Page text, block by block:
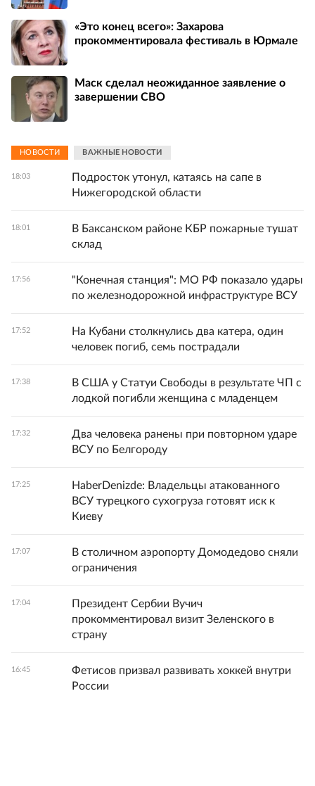
«Это конец всего»: Захарова
прокомментировала фестиваль в Юрмале
Маск сделал неожиданное заявление о
завершении СВО
НОВОСТИ ВАЖНЫЕ НОВОСТИ
18:03
Подросток утонул, катаясь на сапе в
Нижегородской области
18:01
В Баксанском районе КБР пожарные тушат
склад
17:56
"Конечная станция": МО РФ показало удары
по железнодорожной инфраструктуре ВСУ
17:52
На Кубани столкнулись два катера, один
человек погиб, семь пострадали
17:38
В США у Статуи Свободы в результате ЧП с
лодкой погибли женщина с младенцем
17:32
Два человека ранены при повторном ударе
ВСУ по Белгороду
17:25
HaberDenizde: Владельцы атакованного
ВСУ турецкого сухогруза готовят иск к
Киеву
17:07
В столичном аэропорту Домодедово сняли
ограничения
17:04
Президент Сербии Вучич
прокомментировал визит Зеленского в
страну
16:45
Фетисов призвал развивать хоккей внутри
России